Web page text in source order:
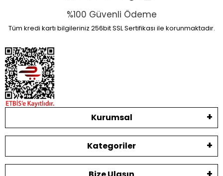
%100 Güvenli Ödeme
Tüm kredi kartı bilgileriniz 256bit SSL Sertifikası ile korunmaktadır.
Kurumsal
Kategoriler